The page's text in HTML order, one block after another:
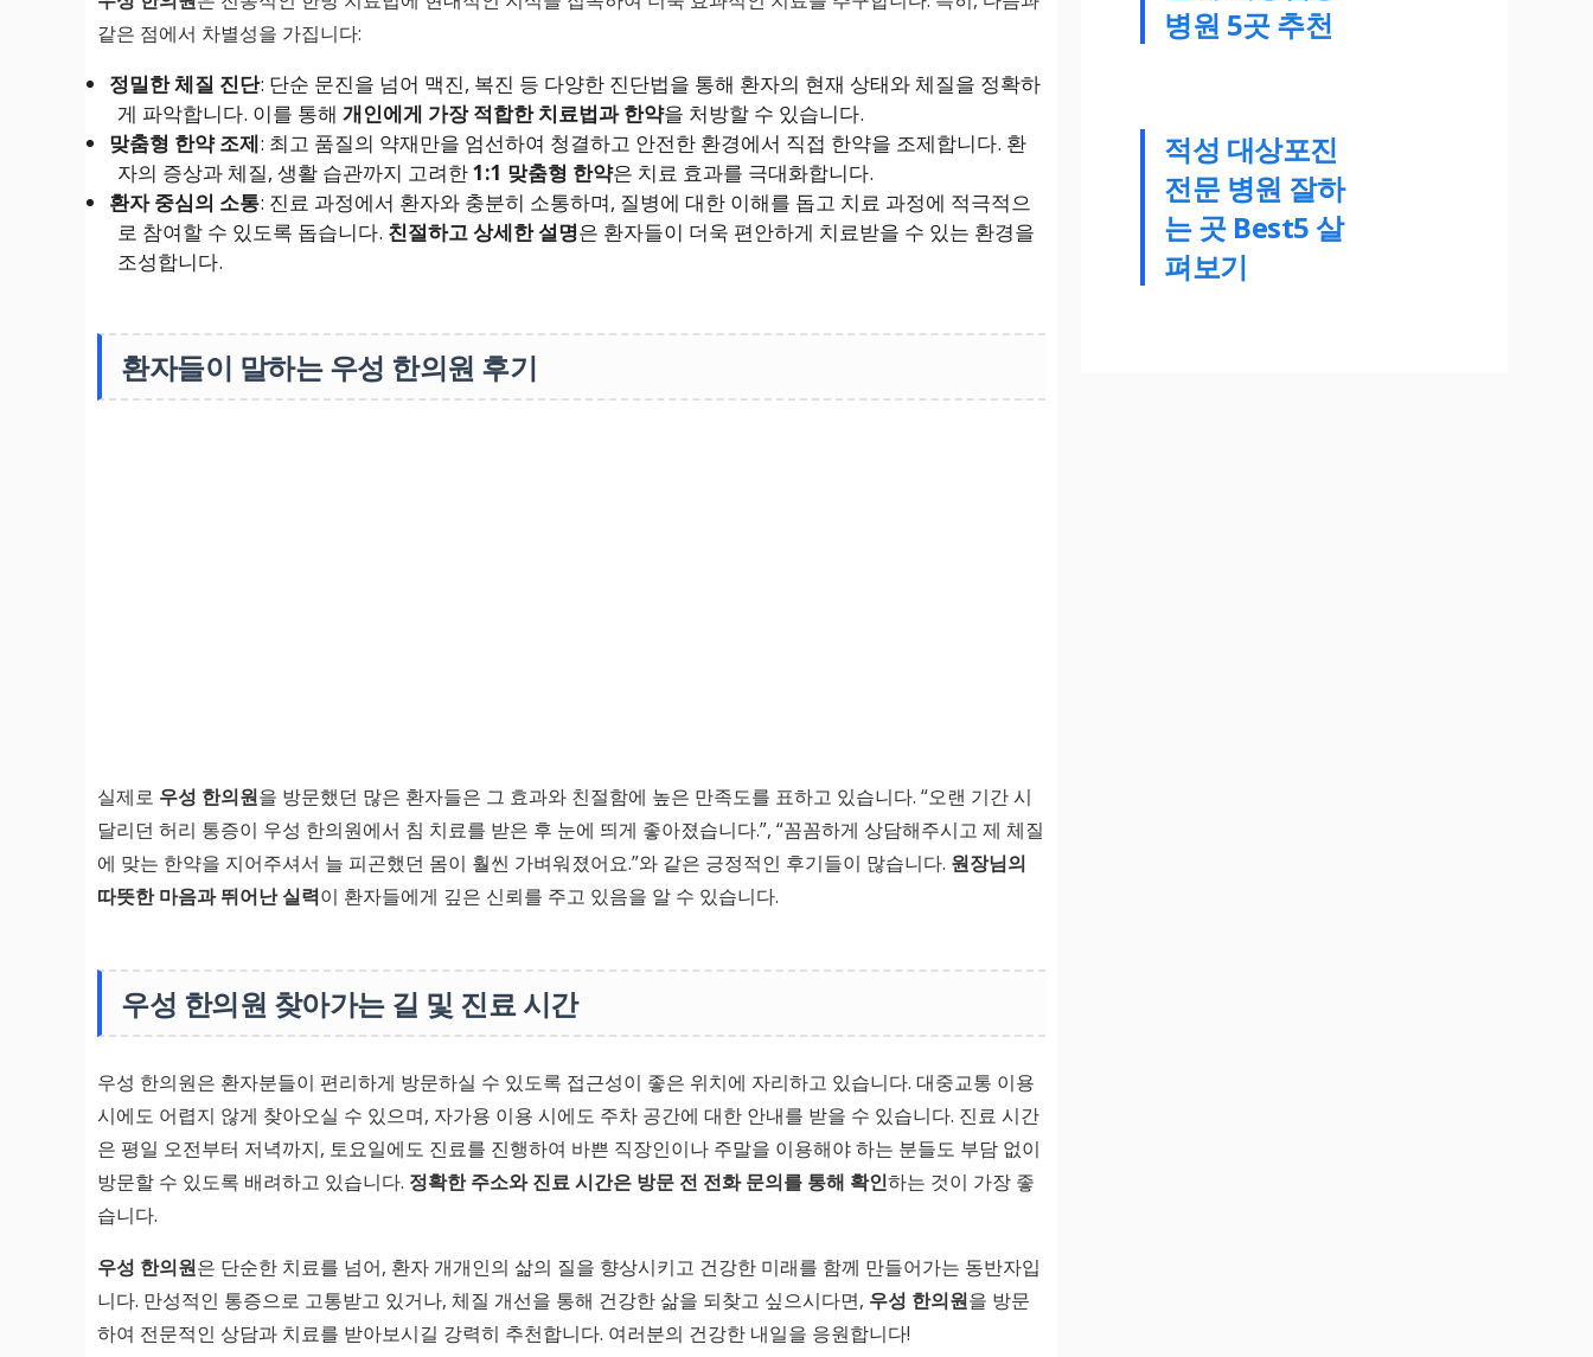
같은 점에서 차별성을 가집니다:
정밀한 체질 진단: 단순 문진을 넘어 맥진, 복진 등 다양한 진단법을 통해 환자의 현재 상태와 체질을 정확하
게 파악합니다. 이를 통해 개인에게 가장 적합한 치료법과 한약을 처방할 수 있습니다.
맞춤형 한약 조제: 최고 품질의 약재만을 엄선하여 청결하고 안전한 환경에서 직접 한약을 조제합니다. 환
자의 증상과 체질, 생활 습관까지 고려한1:1 맞춤형 한약은 치료 효과를 극대화합니다.
환자 중심의 소통: 진료 과정에서 환자와 충분히 소통하며, 질병에 대한 이해를 돕고 치료 과정에 적극적으
로 참여할 수 있도록 돕습니다. 친절하고 상세한 설명은 환자들이 더욱 편안하게 치료받을 수 있는 환경을
조성합니다.
환자들이 말하는 우성 한의원 후기
실제로 우성 한의원을 방문했던 많은 환자들은 그 효과와 친절함에 높은 만족도를 표하고 있습니다. “오랜 기간 시
달리던 허리 통증이 우성 한의원에서 침 치료를 받은 후 눈에 띄게 좋아졌습니다.”, “꼼꼼하게 상담해주시고 제 체질
에 맞는 한약을 지어주셔서 늘 피곤했던 몸이 훨씬 가벼워졌어요.”와 같은 긍정적인 후기들이 많습니다. 원장님의
따뜻한 마음과 뛰어난 실력이 환자들에게 깊은 신뢰를 주고 있음을 알 수 있습니다.
우성 한의원 찾아가는 길 및 진료 시간
우성 한의원은 환자분들이 편리하게 방문하실 수 있도록 접근성이 좋은 위치에 자리하고 있습니다. 대중교통 이용
시에도 어렵지 않게 찾아오실 수 있으며, 자가용 이용 시에도 주차 공간에 대한 안내를 받을 수 있습니다. 진료 시간
은 평일 오전부터 저녁까지, 토요일에도 진료를 진행하여 바쁜 직장인이나 주말을 이용해야 하는 분들도 부담 없이
방문할 수 있도록 배려하고 있습니다. 정확한 주소와 진료 시간은 방문 전 전화 문의를 통해 확인하는 것이 가장 좋
습니다.
우성 한의원은 단순한 치료를 넘어, 환자 개개인의 삶의 질을 향상시키고 건강한 미래를 함께 만들어가는 동반자입
니다. 만성적인 통증으로 고통받고 있거나, 체질 개선을 통해 건강한 삶을 되찾고 싶으시다면, 우성 한의원을 방문
하여 전문적인 상담과 치료를 받아보시길 강력히 추천합니다. 여러분의 건강한 내일을 응원합니다!
병원 5곳 추천
적성 대상포진
전문 병원 잘하
는 곳 Best5 살
펴보기